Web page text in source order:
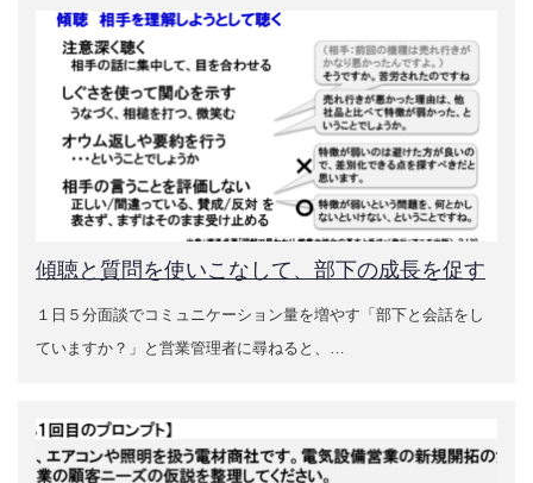
傾聴と質問を使いこなして、部下の成長を促す
１日５分面談でコミュニケーション量を増やす「部下と会話をし
ていますか？」と営業管理者に尋ねると、…
お役立ち情報
【無料】30分オンライン相談会
売上UPコラム（ブログ）
売上UP通信（無料メールマガジン）の購読案内
お役立ち情報ダウンロードコーナー
営業力強化掘り下げキット
出版・セミナー